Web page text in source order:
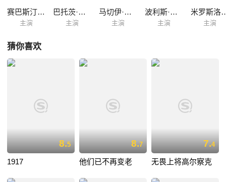
赛巴斯汀·法比杰斯基
主演
巴托茨·戈尔纳
主演
马切伊·马杰斯基
主演
波利斯·席克
主演
米罗
主演
猜你喜欢
8.5
1917
8.7
他们已不再变老
7.4
无畏上将高尔察克